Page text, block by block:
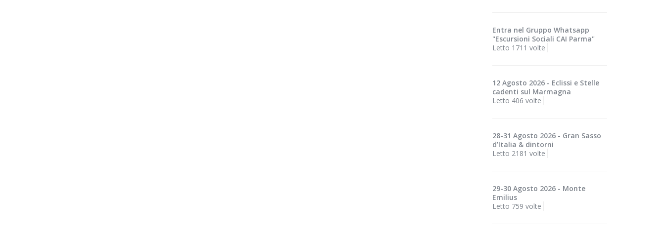
Entra nel Gruppo Whatsapp
"Escursioni Sociali CAI Parma"
Letto 1711 volte
12 Agosto 2026 - Eclissi e Stelle
cadenti sul Marmagna
Letto 406 volte
28-31 Agosto 2026 - Gran Sasso
d’Italia & dintorni
Letto 2181 volte
29-30 Agosto 2026 - Monte
Emilius
Letto 759 volte